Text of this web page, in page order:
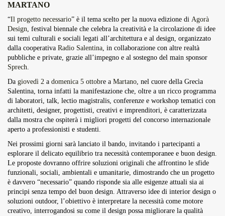
MARTANO
“Il progetto necessario” è il tema scelto per la nuova edizione di Agorà
Design, festival biennale che celebra la creatività e la circolazione di idee
sui temi culturali e sociali legati all’architettura e al design, organizzato
dalla cooperativa Radio Salentina, in collaborazione con altre realtà
pubbliche e private, grazie all’impegno e al sostegno del main sponsor
Sprech.
Da giovedì 2 a domenica 5 ottobre a Martano, nel cuore della Grecìa
Salentina, torna infatti la manifestazione che, oltre a un ricco programma
di laboratori, talk, lectio magistralis, conferenze e workshop tematici con
architetti, designer, progettisti, creativi e imprenditori, è caratterizzata
dalla mostra che ospiterà i migliori progetti del concorso internazionale
aperto a professionisti e studenti.
Nei prossimi giorni sarà lanciato il bando, invitando i partecipanti a
esplorare il delicato equilibrio tra necessità contemporanee e buon design.
Le proposte dovranno offrire soluzioni originali che affrontino le sfide
funzionali, sociali, ambientali e umanitarie, dimostrando che un progetto
è davvero “necessario” quando risponde sia alle esigenze attuali sia ai
principi senza tempo del buon design. Attraverso idee di interior design o
soluzioni outdoor, l’obiettivo è interpretare la necessità come motore
creativo, interrogandosi su come il design possa migliorare la qualità